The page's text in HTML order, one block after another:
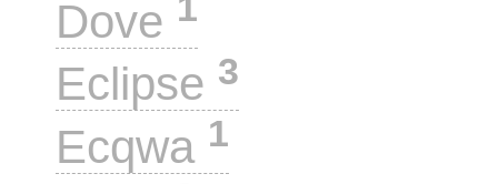
Dove
Eclipse 3
Ecqwa 1